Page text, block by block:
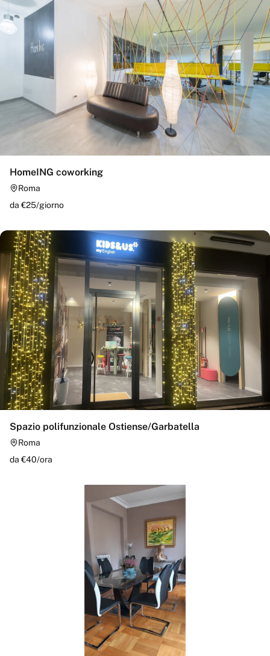
HomeING coworking
Roma
da €25/giorno
Spazio polifunzionale Ostiense/Garbatella
Roma
da €40/ora